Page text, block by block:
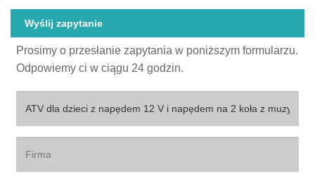
Wyślij zapytanie
Prosimy o przesłanie zapytania w poniższym formularzu.
Odpowiemy ci w ciągu 24 godzin.